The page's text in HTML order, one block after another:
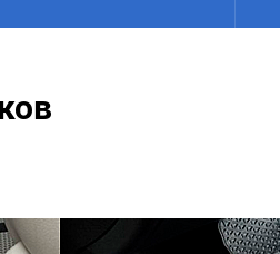
Changan